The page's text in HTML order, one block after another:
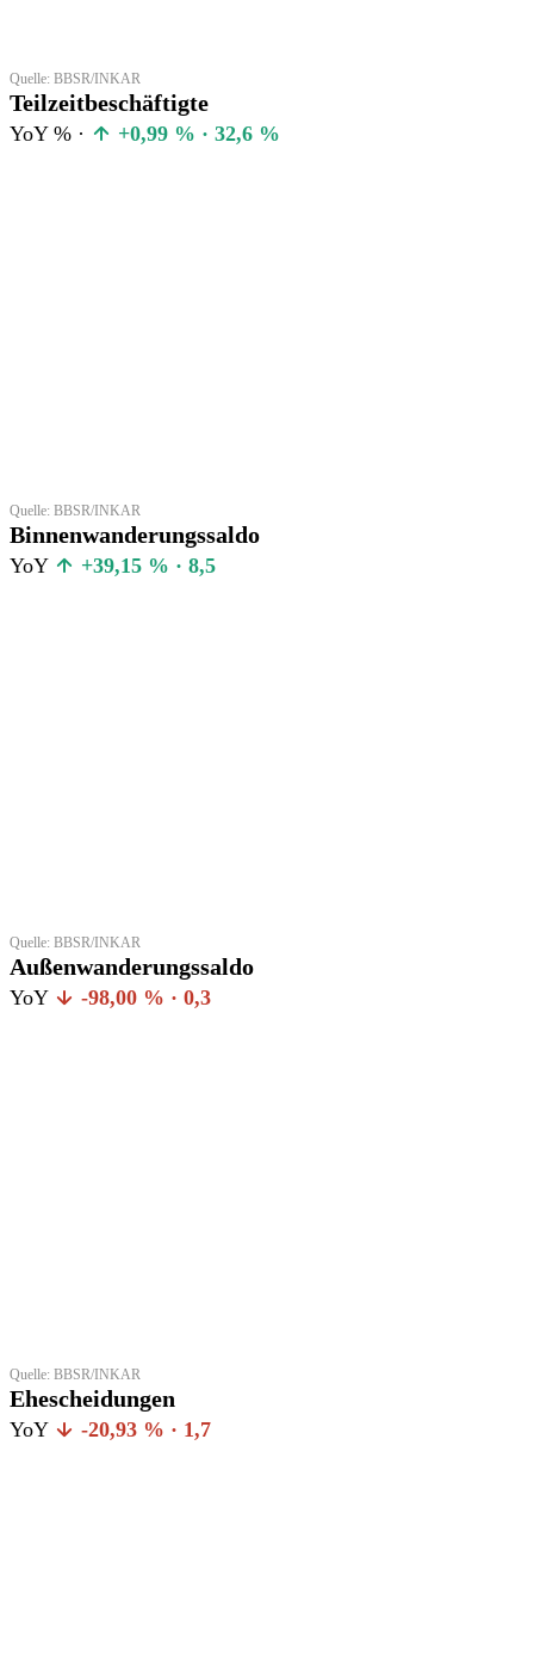
Quelle: BBSR/INKAR
Teilzeitbeschäftigte
YoY % · +0,99 % · 32,6 %
Quelle: BBSR/INKAR
Binnenwanderungssaldo
YoY +39,15 % · 8,5
Quelle: BBSR/INKAR
Außenwanderungssaldo
YoY -98,00 % · 0,3
Quelle: BBSR/INKAR
Ehescheidungen
YoY -20,93 % · 1,7